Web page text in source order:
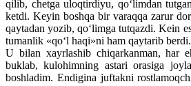
qilib, chetga uloqtirdiyu, qo‘limdan
ketdi. Keyin boshqa bir varaqqa zarur
qaytadan yozib, qo‘limga tutqazdi. Kein
tumanlik «qo‘l haqi»ni ham qaytarib berdi.
U bilan xayrlashib chiqarkanman, har
buklab, kulohimning astari orasiga
boshladim. Endigina juftakni